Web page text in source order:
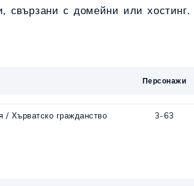
свързани с домейни или хостинг.
Персонажи
/ Хърватско гражданство
3-63